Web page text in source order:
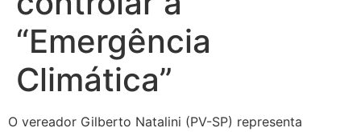
“Emergência
Climática”
O vereador Gilberto Natalini (PV-SP) representa